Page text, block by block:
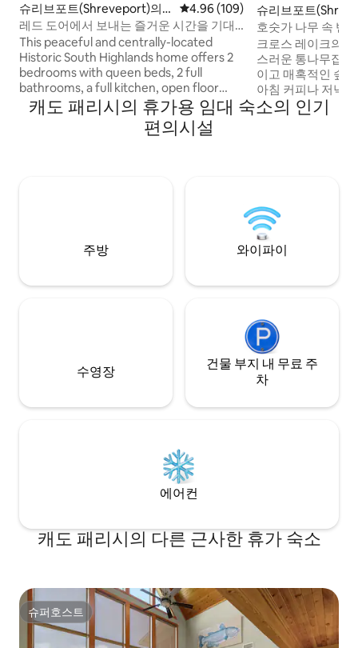
슈리브포트(Shreveport)의
집
평점 4.96점(5점 만점), 후기 109
4.96 (109)
레드 도어에서 보내는 즐거운 시간을 기대
해주세요!
This peaceful and centrally-located
Historic South Highlands home offers 2
bedrooms with queen beds, 2 full
bathrooms, a full kitchen, open floor
plan living and dining area, and a relaxing
furnished back patio. Driveway parking
can hold two cars securely. Located less
슈리브포트
리하우스
호숫가 나무 속 반
크로스 레이크의
스러운 통나무집
이고 매혹적인 숲
아침 커피나 저녁
다에서 새와 다람
질 무렵 반딧불 붙
은 신혼여행 장소
입니다.❤️
캐도 패리시의 휴가용 임대 숙소의 인기
편의시설
주방 와이파이
수영장
건물 부지 내 무료 주
차
에어컨
캐도 패리시의 다른 근사한 휴가 숙소
슈퍼호스트
슈퍼호스트